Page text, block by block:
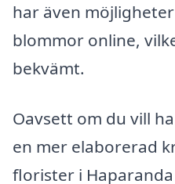
har även
blommor online,
bekvämt.
Oavsett om du vill
en mer elaborerad
florister i